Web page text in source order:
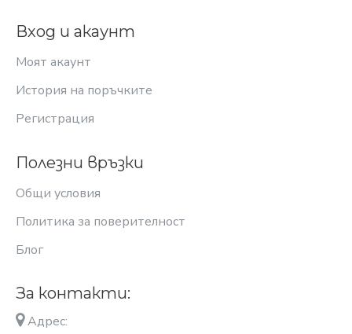
Вход и акаунт
Моят акаунт
История на поръчките
Регистрация
Полезни връзки
Общи условия
Политика за поверителност
Блог
За контакти:
Адрес: